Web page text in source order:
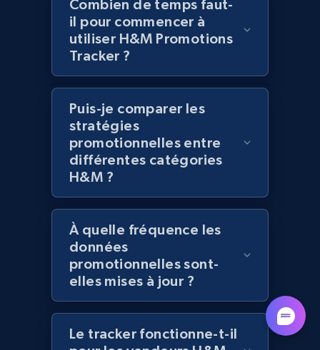
991+ 162+ Commencer
Lazada - Products
URL, Title, Rating, Reviews, Initial price, Final
price, Currency, Stock, and more.
988+ 160+
Lazada - Products - Discover products by
URL, Title, Rating, Reviews, Initial price, Final
price, Currency, Stock, and more.
988+ 160+ Commencer
Combien de temps faut-
il pour commencer à
utiliser H&M Promotions
Tracker ?
Puis-je comparer les
stratégies
promotionnelles entre
différentes catégories
H&M ?
À quelle fréquence les
données
promotionnelles sont-
elles mises à jour ?
Le tracker fonctionne-t-il